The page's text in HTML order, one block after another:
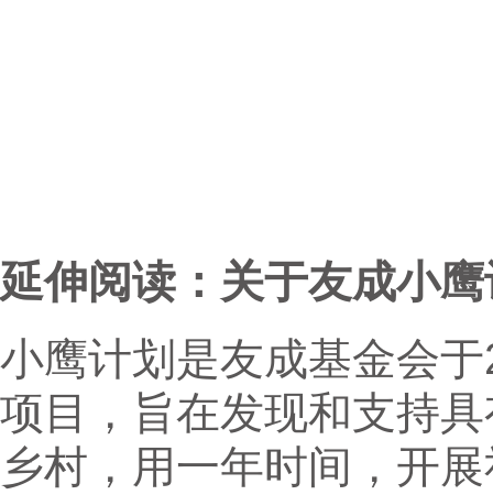
延伸阅读：关于友成小
小鹰计划是友成基金会
项目，旨在发现和支持
乡村，用一年时间，开